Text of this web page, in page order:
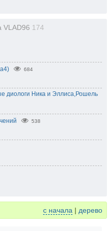
VLAD96 174
684
диологи Ника и Эллиса,Рошель
538
с начала | дерево